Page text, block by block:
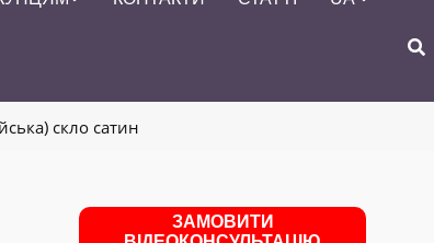
скло сатин
ЗАМОВИТИ